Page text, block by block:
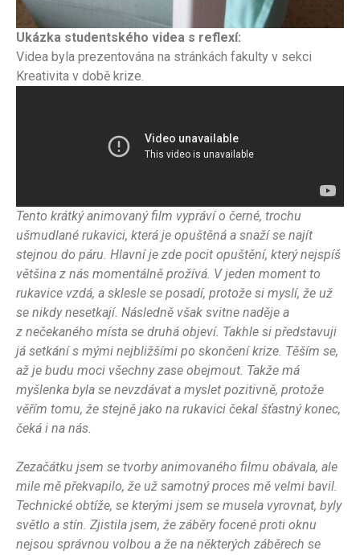
Ukázka studentského videa s reflexí:
Videa byla prezentována na stránkách fakulty v sekci
Kreativita v době krize.
Tento krátký animovaný film vypráví o černé, trochu
ušmudlané rukavici, která je opuštěná a snaží se najít
stejnou do páru. Hlavní je zde pocit opuštění, který nejspíš
většina z nás momentálně prožívá. V jeden moment to
rukavice vzdá, a sklesle se posadí, protože si myslí, že už
se nikdy nesetkají. Následně však svitne naděje a
z nečekaného místa se druhá objeví. Takhle si představuji
já setkání s mými nejbližšími po skončení krize. Těším se,
až je budu moci všechny zase obejmout. Takže má
myšlenka byla se nevzdávat a myslet pozitivně, protože
věřím tomu, že stejně jako na rukavici čekal šťastný konec,
čeká i na nás.
Zezačátku jsem se tvorby animovaného filmu obávala, ale
mile mě překvapilo, že už samotný proces mě velmi bavil.
Technické obtíže, se kterými jsem se musela vyrovnat, byly
světlo a stín. Zjistila jsem, že záběry focené proti oknu
nejsou správnou volbou a že na některých záběrech se